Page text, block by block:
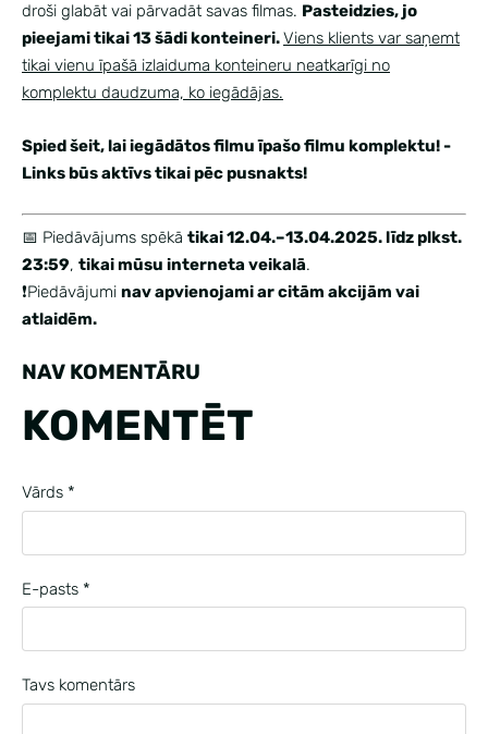
droši glabāt vai pārvadāt savas filmas. Pasteidzies, jo
pieejami tikai 13 šādi konteineri.Viens klients var saņemt
tikai vienu īpašā izlaiduma konteineru neatkarīgi no
komplektu daudzuma, ko iegādājas.
Spied šeit, lai iegādātos filmu īpašo filmu komplektu!-
Links būs aktīvs tikai pēc pusnakts!
📅 Piedāvājums spēkā tikai 12.04.–13.04.2025. līdz plkst.
23:59, tikai mūsu interneta veikalā.
❗️Piedāvājumi nav apvienojami ar citām akcijām vai
atlaidēm.
NAV KOMENTĀRU
KOMENTĒT
Vārds *
E-pasts *
Tavs komentārs